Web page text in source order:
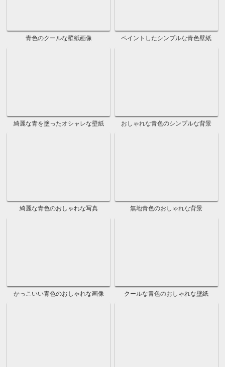
おしゃれなピンクの無地壁紙 紫色をペイントした綺麗な壁紙
おしゃれな紫色水彩の無地壁紙 紫色がきれいな背景壁紙
紫の水彩絵具のクールな壁紙 おしゃれな紫のシンプルな壁紙
紫色のバックグラウンド 紫のおしゃれなフリー画像